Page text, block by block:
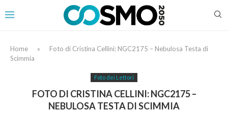
Home »
Foto di Cristina Cellini: NGC2175 – Nebulosa Testa di
Scimmia
Foto dei Lettori
FOTO DI CRISTINA CELLINI: NGC2175 –
NEBULOSA TESTA DI SCIMMIA